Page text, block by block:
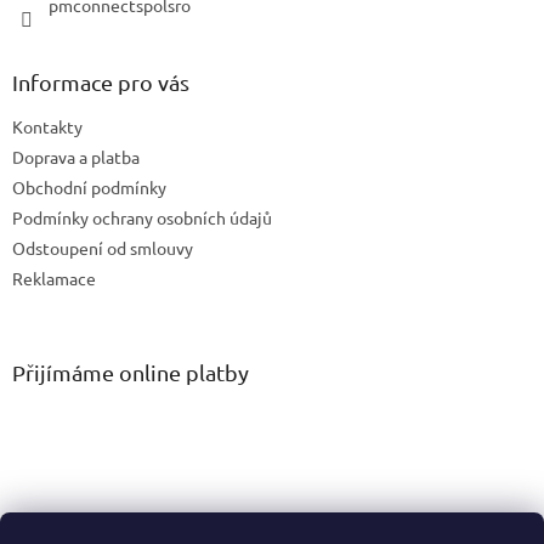
pmconnectspolsro
Informace pro vás
Kontakty
Doprava a platba
Obchodní podmínky
Podmínky ochrany osobních údajů
Odstoupení od smlouvy
Reklamace
Přijímáme online platby